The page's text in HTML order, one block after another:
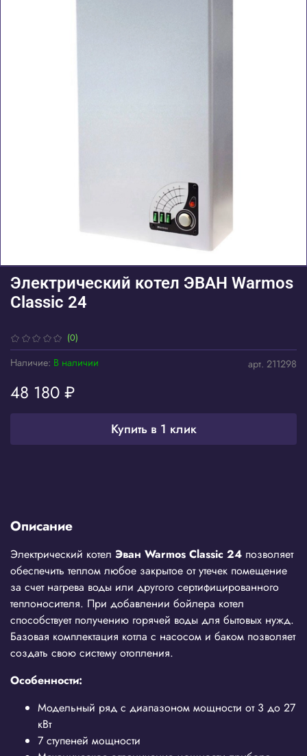
(0)
арт. 211298
Наличие: В наличии
Электрический котел ЭВАН Warmos
Classic 24
48 180 ₽
Купить в 1 клик
Описание
Электрический котел Эван Warmos Classic 24 позволяет
обеспечить теплом любое закрытое от утечек помещение
за счет нагрева воды или другого сертифицированного
теплоносителя. При добавлении бойлера котел
способствует получению горячей воды для бытовых нужд.
Базовая комплектация котла с насосом и баком позволяет
создать свою систему отопления.
Особенности:
Модельный ряд с диапазоном мощности от 3 до 27
кВт
7 ступеней мощности